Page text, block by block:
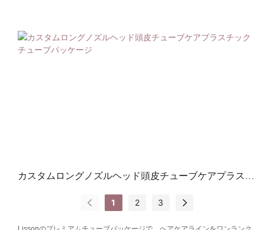
カスタムロングノズルヘッド頭皮チューブケアプラスチ
1 2 3